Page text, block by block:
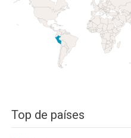
Top de países